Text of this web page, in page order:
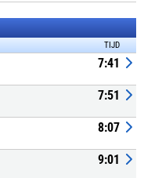
TIJD
7:41
7:51
8:07
9:01